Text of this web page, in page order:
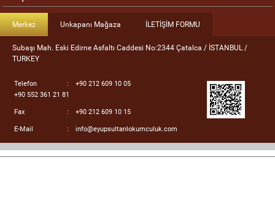
Merkez Unkapanı Mağaza İLETİŞİM FORMU
Subaşı Mah. Eski Edirne Asfaltı Caddesi No:2344 Çatalca / İSTANBUL /
TURKEY
Telefon :
+90 212 609 10 05
+90 552 361 21 81
Fax : +90 212 609 10 15
E-Mail : info@eyupsultanlokumculuk.com